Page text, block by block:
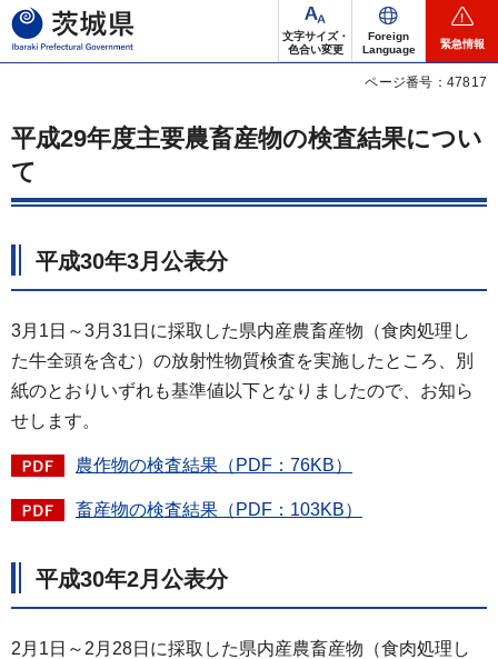
茨城県
文字サイズ・
色合い変更
Foreign
Language
緊急情報
ページ番号：47817
平成29年度主要農畜産物の検査結果につい
て
平成30年3月公表分
3月1日～3月31日に採取した県内産農畜産物（食肉処理し
た牛全頭を含む）の放射性物質検査を実施したところ、別
紙のとおりいずれも基準値以下となりましたので、お知ら
せします。
農作物の検査結果（PDF：76KB）
畜産物の検査結果（PDF：103KB）
平成30年2月公表分
2月1日～2月28日に採取した県内産農畜産物（食肉処理し